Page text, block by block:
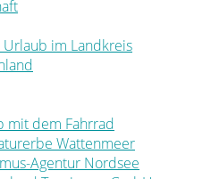
im Landkreis
mit dem Fahrrad
Wattenmeer
Agentur Nordsee